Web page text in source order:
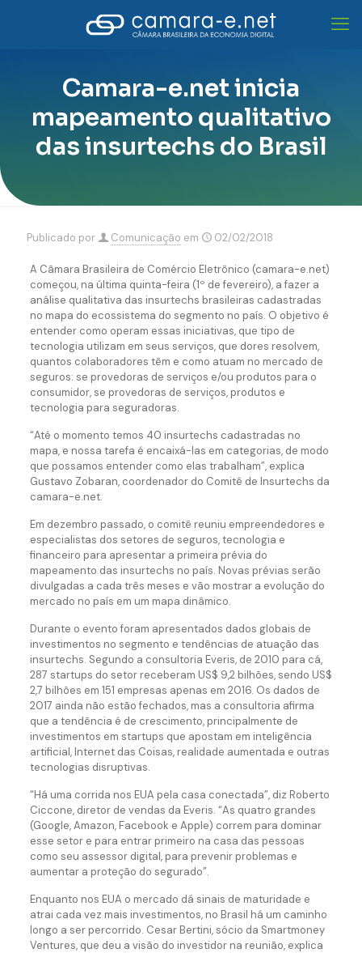
Camara-e.net inicia
mapeamento qualitativo
das insurtechs do Brasil
Publicado por Comunicação em 02/02/2018
A Câmara Brasileira de Comércio Eletrônico (camara-e.net)
começou, na última quinta-feira (1º de fevereiro), a fazer a
análise qualitativa das insurtechs brasileiras cadastradas
no mapa do ecossistema do segmento no país. O objetivo é
entender como operam essas iniciativas, que tipo de
tecnologia utilizam em seus serviços, que dores resolvem,
quantos colaboradores têm e como atuam no mercado de
seguros: se provedoras de serviços e/ou produtos para o
consumidor, se provedoras de serviços, produtos e
tecnologia para seguradoras.
“Até o momento temos 40 insurtechs cadastradas no
mapa, e nossa tarefa é encaixá-las em categorias, de modo
que possamos entender como elas trabalham”, explica
Gustavo Zobaran, coordenador do Comitê de Insurtechs da
camara-e.net.
Em dezembro passado, o comitê reuniu empreendedores e
especialistas dos setores de seguros, tecnologia e
financeiro para apresentar a primeira prévia do
mapeamento das insurtechs no país. Novas prévias serão
divulgadas a cada três meses e vão mostrar a evolução do
mercado no país em um mapa dinâmico.
Durante o evento foram apresentados dados globais de
investimentos no segmento e tendências de atuação das
insurtechs. Segundo a consultoria Everis, de 2010 para cá,
287 startups do setor receberam US$ 9,2 bilhões, sendo US$
2,7 bilhões em 151 empresas apenas em 2016. Os dados de
2017 ainda não estão fechados, mas a consultoria afirma
que a tendência é de crescimento, principalmente de
investimentos em startups que apostam em inteligência
artificial, Internet das Coisas, realidade aumentada e outras
tecnologias disruptivas.
“Há uma corrida nos EUA pela casa conectada”, diz Roberto
Ciccone, diretor de vendas da Everis. “As quatro grandes
(Google, Amazon, Facebook e Apple) correm para dominar
esse setor e para entrar primeiro na casa das pessoas
como seu assessor digital, para prevenir problemas e
aumentar a proteção do segurado”.
Enquanto nos EUA o mercado dá sinais de maturidade e
atrai cada vez mais investimentos, no Brasil há um caminho
longo a ser percorrido. Cesar Bertini, sócio da Smartmoney
Ventures, que deu a visão do investidor na reunião, explica